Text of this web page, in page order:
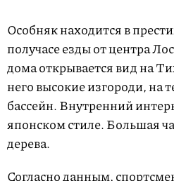
Особняк находится в
получасе езды от центра
дома открывается вид на
него высокие изгороди, на
бассейн. Внутренний
японском стиле. Большая
дерева.
Согласно данным,